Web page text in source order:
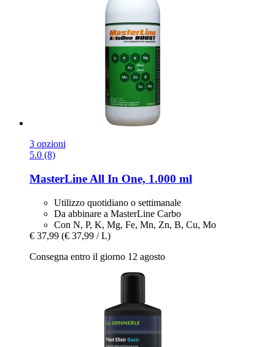
3 opzioni
5.0 (8)
MasterLine All In One, 1.000 ml
Utilizzo quotidiano o settimanale
Da abbinare a MasterLine Carbo
Con N, P, K, Mg, Fe, Mn, Zn, B, Cu, Mo
€ 37,99 (€ 37,99 / L)
Consegna entro il giorno 12 agosto